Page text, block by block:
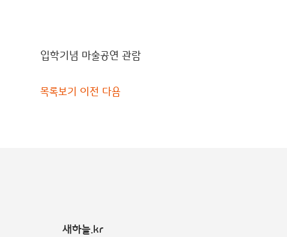
입학기념 마술공연 관람
목록보기 이전 다음
새하늘.kr